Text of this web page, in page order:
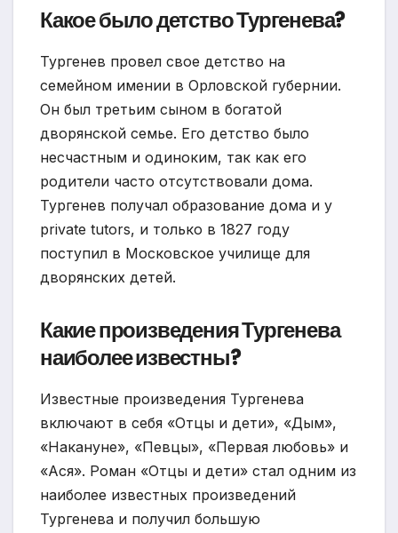
Какое было детство Тургенева?
Тургенев провел свое детство на
семейном имении в Орловской губернии.
Он был третьим сыном в богатой
дворянской семье. Его детство было
несчастным и одиноким, так как его
родители часто отсутствовали дома.
Тургенев получал образование дома и у
private tutors, и только в 1827 году
поступил в Московское училище для
дворянских детей.
Какие произведения Тургенева
наиболее известны?
Известные произведения Тургенева
включают в себя «Отцы и дети», «Дым»,
«Накануне», «Певцы», «Первая любовь» и
«Ася». Роман «Отцы и дети» стал одним из
наиболее известных произведений
Тургенева и получил большую